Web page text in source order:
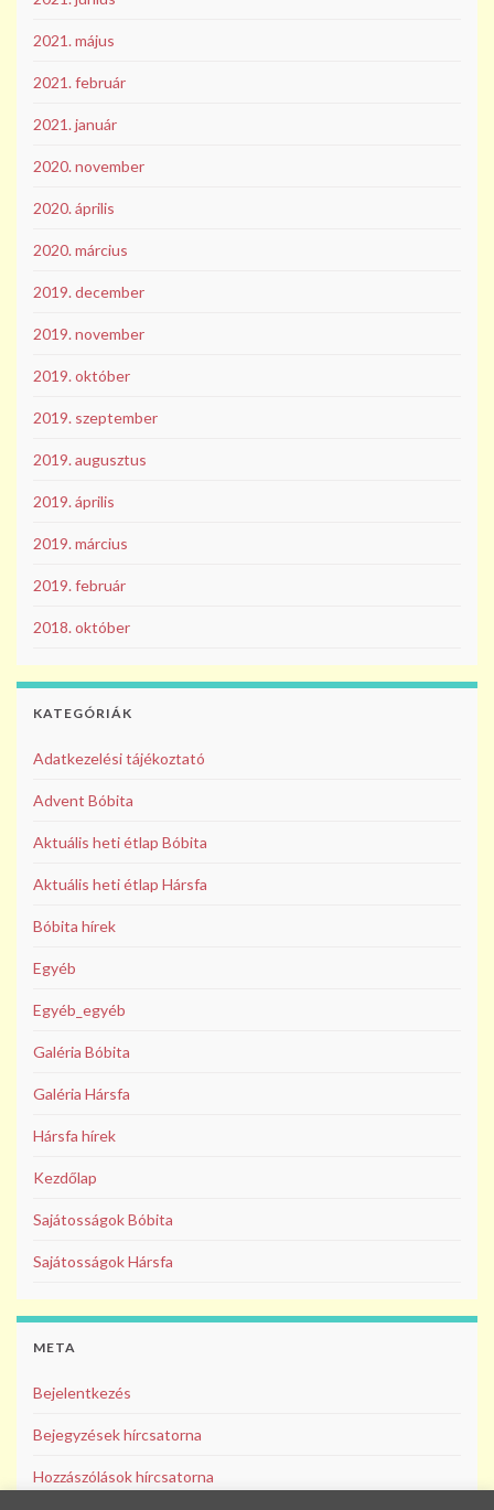
2021. május
2021. február
2021. január
2020. november
2020. április
2020. március
2019. december
2019. november
2019. október
2019. szeptember
2019. augusztus
2019. április
2019. március
2019. február
2018. október
KATEGÓRIÁK
Adatkezelési tájékoztató
Advent Bóbita
Aktuális heti étlap Bóbita
Aktuális heti étlap Hársfa
Bóbita hírek
Egyéb
Egyéb_egyéb
Galéria Bóbita
Galéria Hársfa
Hársfa hírek
Kezdőlap
Sajátosságok Bóbita
Sajátosságok Hársfa
META
Bejelentkezés
Bejegyzések hírcsatorna
Hozzászólások hírcsatorna